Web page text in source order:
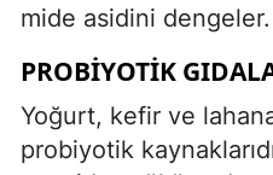
mide asidini dengeler.
PROBIYOTIK
Yoğurt, kefir ve
probiyotik